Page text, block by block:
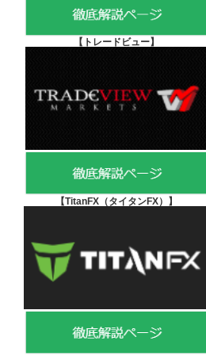
【 トレードビュー】
【TitanFX（タイタンFX） 】